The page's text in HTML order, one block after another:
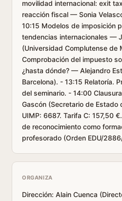
movilidad internacional: exit
reacción fiscal — Sonia
10:15 Modelos de imposición
tendencias internacionales —
(Universidad Complutense de
Comprobación del impuesto
¿hasta dónde? — Alejandro
Barcelona). - 13:15 Relatoría.
del seminario. - 14:00
Gascón (Secretario de Estado
UIMP: 6687. Tarifa C: 157,50
de reconocimiento como
profesorado (Orden EDU/
ORGANIZA
Dirección: Alain Cuenca